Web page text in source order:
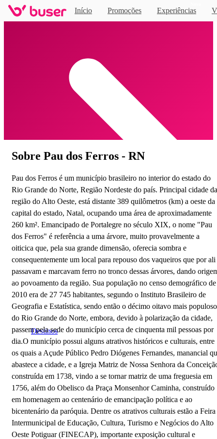
Início Promoções Experiências
Home
Destinos
Sobre Pau dos Ferros - RN
Pau dos Ferros é um município brasileiro no interior do estado do
Rio Grande do Norte, Região Nordeste do país. Principal cidade da
região do Alto Oeste, está distante 389 quilômetros (km) a oeste da
capital do estado, Natal, ocupando uma área de aproximadamente
260 km². Emancipado de Portalegre no século XIX, o nome "Pau
dos Ferros" é referência a uma árvore, muito provavelmente a
oiticica que, pela sua grande dimensão, oferecia sombra e
consequentemente um local para repouso dos vaqueiros que por ali
passavam e marcavam ferro no tronco dessas árvores, dando
ao povoamento da região. Sua população no censo demográfico de
2010 era de 27 745 habitantes, segundo o Instituto Brasileiro de
Geografia e Estatística, sendo então o décimo oitavo mais populoso
do Rio Grande do Norte, embora, devido à polarização da cidade,
passem pela sede do município cerca de cinquenta mil pessoas por
dia.O município possui alguns atrativos históricos e culturais, entre
os quais a Açude Público Pedro Diógenes Fernandes, manancial
abastece a cidade, e a Igreja Matriz de Nossa Senhora da
construída em 1738, vindo a se tornar matriz de uma freguesia em
1756, além do Obelisco da Praça Monsenhor Caminha, construído
em homenagem ao centenário de emancipação política e ao
bicentenário da paróquia. Dentre os atrativos culturais estão a Feira
Intermunicipal de Educação, Cultura, Turismo e Negócios do Alto
Oeste Potiguar (FINECAP), importante exposição cultural e